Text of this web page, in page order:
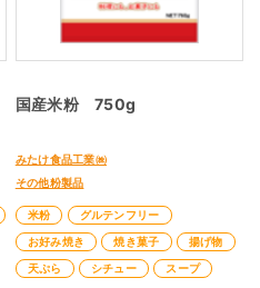
国産米粉 750g
みたけ食品工業㈱
その他粉製品
米粉
グルテンフリー
お好み焼き
焼き菓子
揚げ物
天ぷら
シチュー スープ